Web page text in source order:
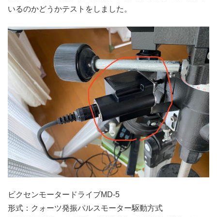
いるのかどうかテストをしました。
ビクセンモータードライブMD-5
形式：クォーツ発振パルスモーター駆動方式